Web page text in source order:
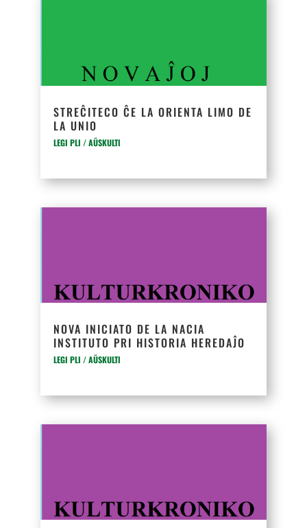
STREĈITECO ĈE LA ORIENTA LIMO DE
LA UNIO
LEGI PLI / AŬSKULTI
NOVA INICIATO DE LA NACIA
INSTITUTO PRI HISTORIA HEREDAĴO
LEGI PLI / AŬSKULTI